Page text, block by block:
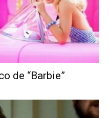
de “Barbie”